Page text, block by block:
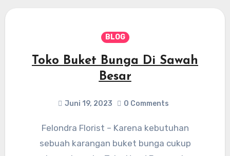
BLOG
Toko Buket Bunga Di Sawah
Besar
Juni 19, 2023 0 Comments
Felondra Florist – Karena kebutuhan
sebuah karangan buket bunga cukup